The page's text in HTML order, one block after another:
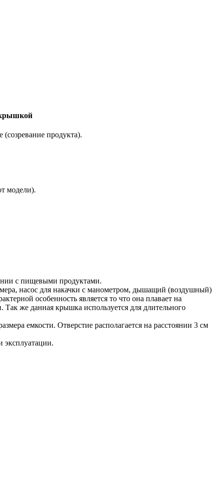
продукта).
модели).
с пищевыми продуктами.
насос для накачки с манометром, дышащий (воздушный)
особенность является то что она плавает на
же данная крышка используется для длительного
емкости. Отверстие располагается на расстоянии 3 см
эксплуатации.